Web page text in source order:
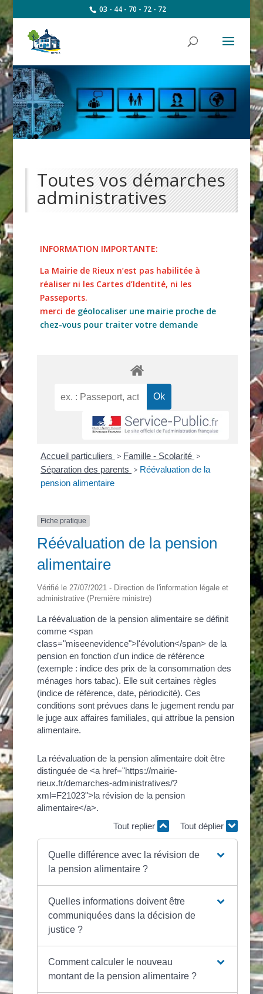
03 - 44 - 70 - 72 - 72
Toutes vos démarches
administratives
INFORMATION IMPORTANTE:
La Mairie de Rieux n’est pas habilitée à
réaliser ni les Cartes d’Identité, ni les
Passeports.
merci de géolocaliser une mairie proche de
chez-vous pour traiter votre demande
Accueil particuliers > Famille - Scolarité >
Séparation des parents > Réévaluation de la
pension alimentaire
Fiche pratique
Réévaluation de la pension
alimentaire
Vérifié le 27/07/2021 - Direction de l'information légale et
administrative (Première ministre)
La réévaluation de la pension alimentaire se définit
comme <span
class="miseenevidence">l'évolution</span> de la
pension en fonction d'un indice de référence
(exemple : indice des prix de la consommation des
ménages hors tabac). Elle suit certaines règles
(indice de référence, date, périodicité). Ces
conditions sont prévues dans le jugement rendu par
le juge aux affaires familiales, qui attribue la pension
alimentaire.
La réévaluation de la pension alimentaire doit être
distinguée de <a href="https://mairie-
rieux.fr/demarches-administratives/?
xml=F21023">la révision de la pension
alimentaire</a>.
Tout replier
Tout déplier
Quelle différence avec la révision de
la pension alimentaire ?
Quelles informations doivent être
communiquées dans la décision de
justice ?
Comment calculer le nouveau
montant de la pension alimentaire ?